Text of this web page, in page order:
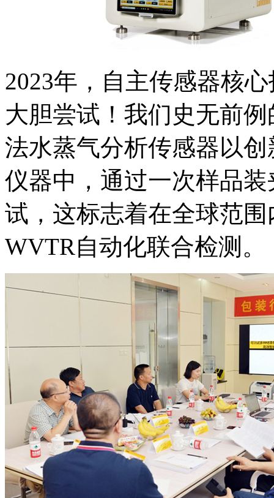
2023年，自主传感器核
大胆尝试！我们史无前
法水蒸气分析传感器以
仪器中，通过一次样品
试，这标志着在全球范
WVTR自动化联合检测。